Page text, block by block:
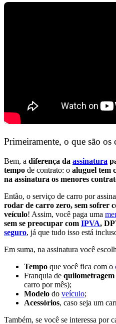
Primeiramente, o que são os
Bem, a diferença da assinatura
tempo de contrato: o aluguel tem
na assinatura os menores
Então, o serviço de carro por
rodar de carro zero, sem sofrer
veículo! Assim, você paga uma
sem se preocupar com IPVA,
seguro, já que tudo isso está
Em suma, na assinatura você
Tempo que você fica com o
Franquia de quilometragem
carro por mês);
Modelo do veículo;
Acessórios, caso seja um
Também, se você se interessa por